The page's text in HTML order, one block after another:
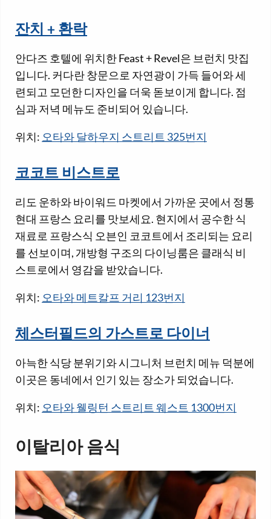
잔치 + 환락
안다즈 호텔에 위치한 Feast + Revel은 브런치 맛집
입니다. 커다란 창문으로 자연광이 가득 들어와 세
련되고 모던한 디자인을 더욱 돋보이게 합니다. 점
심과 저녁 메뉴도 준비되어 있습니다.
위치: 오타와 달하우지 스트리트 325번지
코코트 비스트로
리도 운하와 바이워드 마켓에서 가까운 곳에서 정통
현대 프랑스 요리를 맛보세요. 현지에서 공수한 식
재료로 프랑스식 오븐인 코코트에서 조리되는 요리
를 선보이며, 개방형 구조의 다이닝룸은 클래식 비
스트로에서 영감을 받았습니다.
위치: 오타와 메트칼프 거리 123번지
체스터필드의 가스트로 다이너
아늑한 식당 분위기와 시그니처 브런치 메뉴 덕분에
이곳은 동네에서 인기 있는 장소가 되었습니다.
위치: 오타와 웰링턴 스트리트 웨스트 1300번지
이탈리아 음식